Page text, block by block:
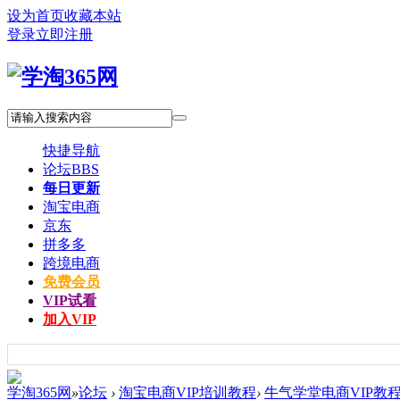
设为首页收藏本站
登录立即注册
快捷导航
论坛BBS
每日更新
淘宝电商
京东
拼多多
跨境电商
免费会员
VIP试看
加入VIP
学淘365网 »论坛 › 淘宝电商VIP培训教程› 牛气学堂电商VIP教